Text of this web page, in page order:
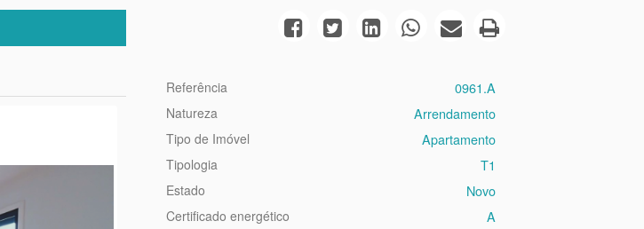
Referência 0961.A
Natureza Arrendamento
Tipo de Imóvel Apartamento
Tipologia T1
Estado Novo
Certificado energético A